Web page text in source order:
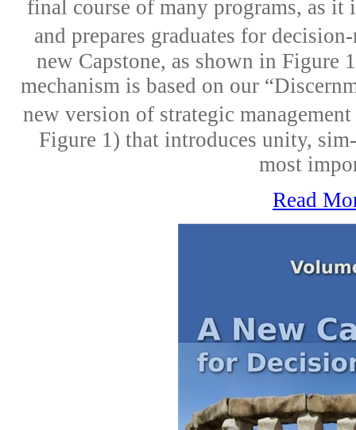
final course of many programs, as it
and prepares graduates for
new Capstone, as shown in Figure
mechanism is based on our
new version of strategic
Figure 1) that introduces unity,
most
Read